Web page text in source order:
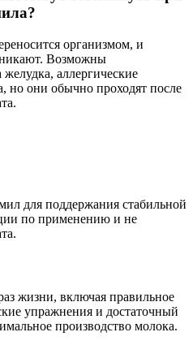
организмом, и
Возможны
желудка, аллергические
но они обычно проходят после
для поддержания стабильной
по применению и не
жизни, включая правильное
упражнения и достаточный
производство молока.